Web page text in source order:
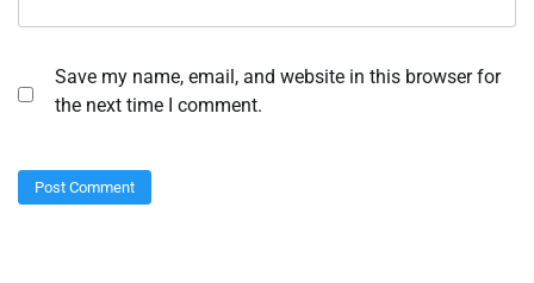
Save my name, email, and website in this browser for
the next time I comment.